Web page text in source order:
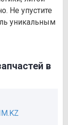
Не упустите
уникальным
в